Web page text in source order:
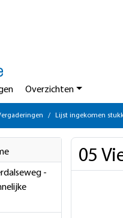
Overzichten
Lijst ingekomen
-
05